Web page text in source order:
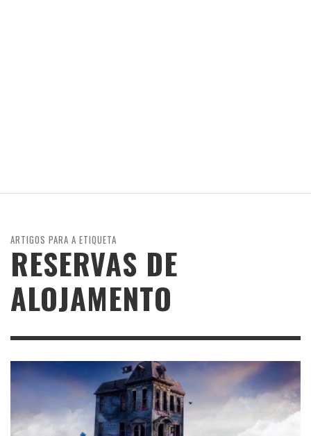
ARTIGOS PARA A ETIQUETA
RESERVAS DE
ALOJAMENTO